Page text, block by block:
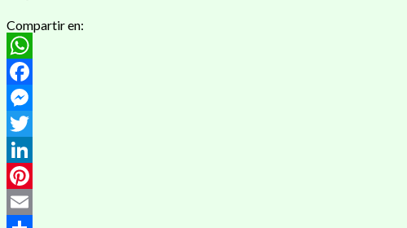
Compartir en:
WhatsApp
Facebook
Messenger
Twitter
LinkedIn
Pinterest